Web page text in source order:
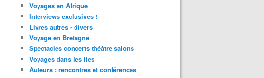
Voyages en Afrique
Interviews exclusives !
Livres autres - divers
Voyage en Bretagne
Spectacles concerts théâtre salons
Voyages dans les iles
Auteurs : rencontres et conférences